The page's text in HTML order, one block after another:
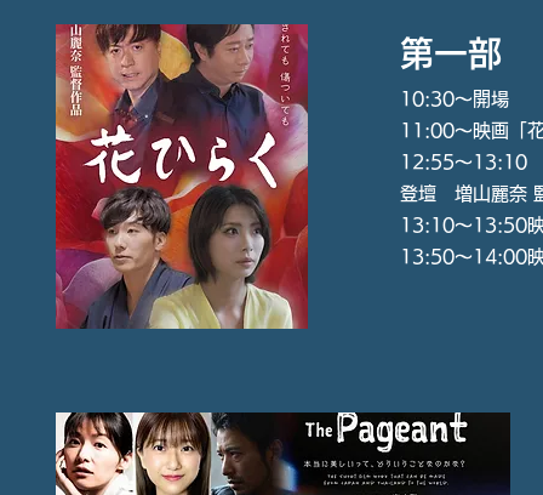
第一部
10:30〜開場
11:00〜映画「
12:55〜13:10
登壇 ​増山麗奈
13:10〜13:50
13:50〜14:00